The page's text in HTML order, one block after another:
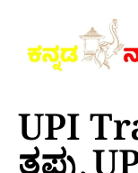
UPI
ತಪ್ಪು